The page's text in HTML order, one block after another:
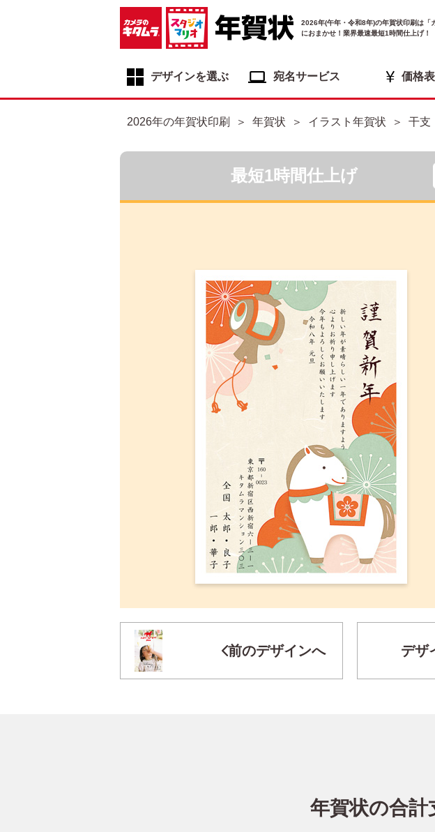
2026年(午年・令和8年)の年賀状印刷は「
におまかせ！業界最速最短1時間仕上げ！
デザインを選ぶ 宛名サービス 価格表
2026年の年賀状印刷 年賀状 イラスト年賀状 干支
最短1時間仕上げ
前のデザインへ デザ
年賀状の合